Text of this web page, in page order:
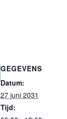
GEGEVENS
Datum:
27 juni 2031
Tijd: